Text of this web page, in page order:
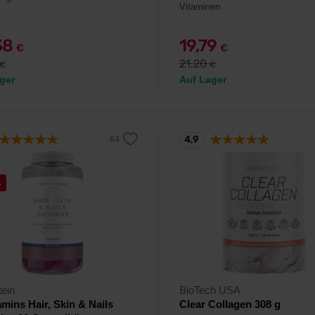
€
€
Vitaminen.
19,79 €
21,20€
Auf Lager
Hair, Skin & Nails
BioTech USA
Clear Collagen 308 g
4,9